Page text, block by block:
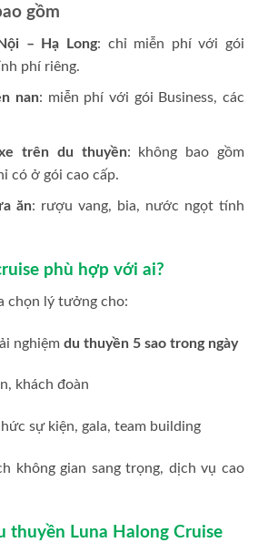
gồm
– Hạ Long: chỉ miễn phí với gói
phí riêng.
nan: miễn phí với gói Business, các
trên du thuyền: không bao gồm
có ở gói cao cấp.
ăn: rượu vang, bia, nước ngọt tính
phù hợp với ai?
chọn lý tưởng cho:
nghiệm du thuyền 5 sao trong ngày
khách đoàn
sự kiện, gala, team building
không gian sang trọng, dịch vụ cao
thuyền Luna Halong Cruise